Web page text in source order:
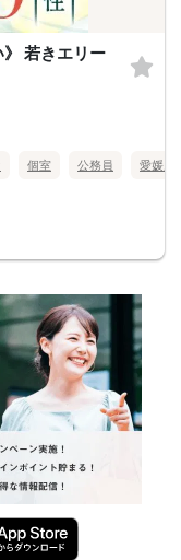
》 若きエリー
個室 公務員 愛媛県